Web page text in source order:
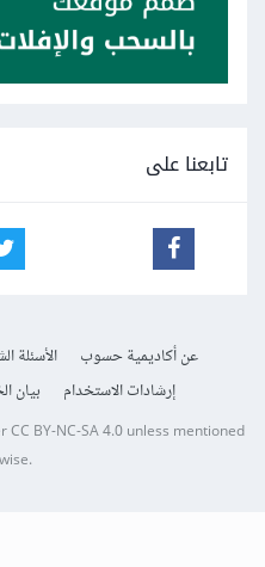
تابعنا على
عن أكاديمية حسوب الأسئلة
إرشادات الاستخدام
بيان
CC BY-NC-SA 4.0unless mentioned